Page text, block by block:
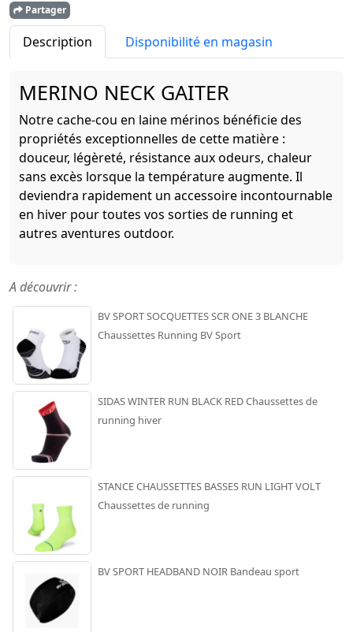
Partager
Description Disponibilité en magasin
MERINO NECK GAITER
Notre cache-cou en laine mérinos bénéficie des
propriétés exceptionnelles de cette matière :
douceur, légèreté, résistance aux odeurs, chaleur
sans excès lorsque la température augmente. Il
deviendra rapidement un accessoire incontournable
en hiver pour toutes vos sorties de running et
autres aventures outdoor.
A découvrir :
BV SPORT SOCQUETTES SCR ONE 3 BLANCHE
Chaussettes Running BV Sport
SIDAS WINTER RUN BLACK RED Chaussettes de
running hiver
STANCE CHAUSSETTES BASSES RUN LIGHT VOLT
Chaussettes de running
BV SPORT HEADBAND NOIR Bandeau sport